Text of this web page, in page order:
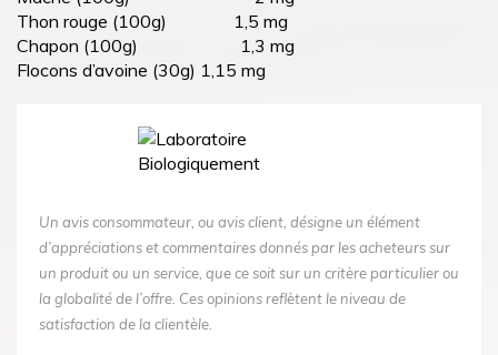
Thon rouge (100g) 1,5 mg
Chapon (100g) 1,3 mg
Flocons d’avoine (30g) 1,15 mg
Un avis consommateur, ou avis client, désigne un élément
d’appréciations et commentaires donnés par les acheteurs sur
un produit ou un service, que ce soit sur un critère particulier ou
la globalité de l’offre. Ces opinions reflètent le niveau de
satisfaction de la clientèle.